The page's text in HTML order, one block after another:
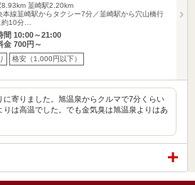
8.93km 韮崎駅2.20km
本線韮崎駅からタクシー7分／韮崎駅から穴山橋行
約10分…
間 10:00～21:00
金 700円～
格安（1,000円以下）
に寄りました。旭温泉からクルマで7分くらい
りは高温でした。でも金気臭は旭温泉よりはあ